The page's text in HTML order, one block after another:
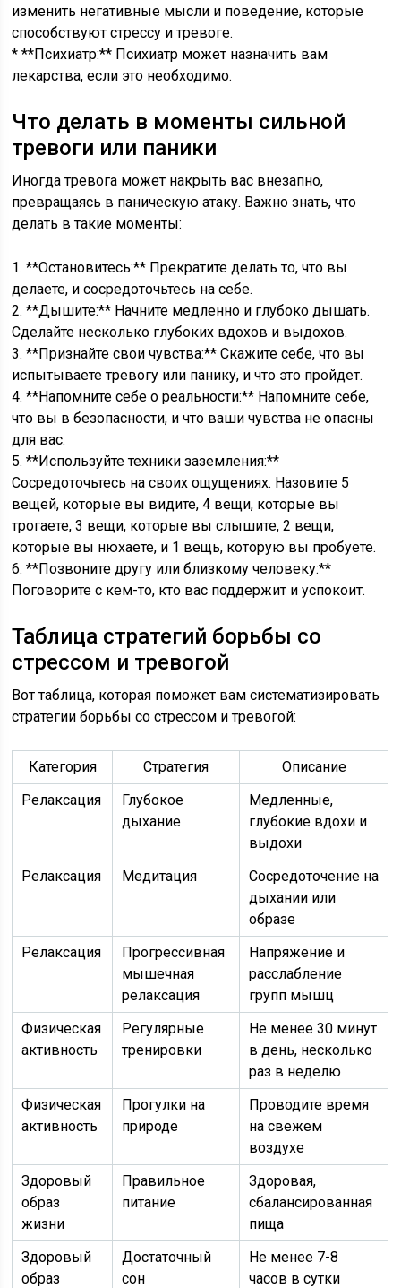
изменить негативные мысли и поведение, которые
способствуют стрессу и тревоге.
* **Психиатр:** Психиатр может назначить вам
лекарства, если это необходимо.
Что делать в моменты сильной
тревоги или паники
Иногда тревога может накрыть вас внезапно,
превращаясь в паническую атаку. Важно знать, что
делать в такие моменты:
1. **Остановитесь:** Прекратите делать то, что вы
делаете, и сосредоточьтесь на себе.
2. **Дышите:** Начните медленно и глубоко дышать.
Сделайте несколько глубоких вдохов и выдохов.
3. **Признайте свои чувства:** Скажите себе, что вы
испытываете тревогу или панику, и что это пройдет.
4. **Напомните себе о реальности:** Напомните себе,
что вы в безопасности, и что ваши чувства не опасны
для вас.
5. **Используйте техники заземления:**
Сосредоточьтесь на своих ощущениях. Назовите 5
вещей, которые вы видите, 4 вещи, которые вы
трогаете, 3 вещи, которые вы слышите, 2 вещи,
которые вы нюхаете, и 1 вещь, которую вы пробуете.
6. **Позвоните другу или близкому человеку:**
Поговорите с кем-то, кто вас поддержит и успокоит.
Таблица стратегий борьбы со
стрессом и тревогой
Вот таблица, которая поможет вам систематизировать
стратегии борьбы со стрессом и тревогой:
Категория Стратегия
Описание
Релаксация
Глубокое
дыхание
Медленные,
глубокие вдохи и
выдохи
Релаксация
Медитация
Сосредоточение на
дыхании или
образе
Релаксация
Прогрессивная
мышечная
релаксация
Напряжение и
расслабление
групп мышц
Физическая
активность
Регулярные
тренировки
Не менее 30 минут
в день, несколько
раз в неделю
Физическая
активность
Прогулки на
природе
Проводите время
на свежем
воздухе
Здоровый
образ
жизни
Правильное
питание
Здоровая,
сбалансированная
пища
Здоровый
образ
Достаточный
сон
Не менее 7-8
часов в сутки